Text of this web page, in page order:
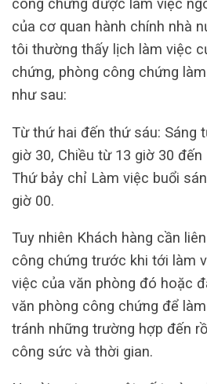
công chứng được làm việc
của cơ quan hành chính nhà
tôi thường thấy lịch làm việc
chứng, phòng công chứng
như sau:
Từ thứ hai đến thứ sáu: Sáng
giờ 30, Chiều từ 13 giờ 30
Thứ bảy chỉ Làm việc buổi
giờ 00.
Tuy nhiên Khách hàng cần
công chứng trước khi tới làm
việc của văn phòng đó hoặc
văn phòng công chứng để
tránh những trường hợp đến
công sức và thời gian.